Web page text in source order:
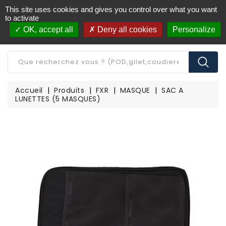
Livraison offerte à partir de 250€ d'achat (*)
CATÉGORIE
Accueil Produits FXR MASQUE
SAC A
LUNETTES (5 MASQUES)
This site uses cookies and gives you control over what you want
to activate
OK, accept all
Deny all cookies Personalize